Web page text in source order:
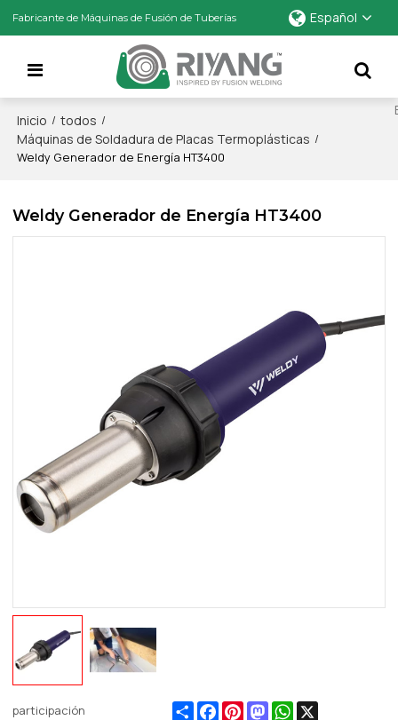
Fabricante de Máquinas de Fusión de Tuberías Español
Inicio / todos /
Máquinas de Soldadura de Placas Termoplásticas /
Weldy Generador de Energía HT3400
Weldy Generador de Energía HT3400
participación ShareFacebook
PinterestMastodonWhatsApp